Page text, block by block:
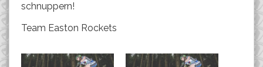
schnuppern!
Team Easton Rockets